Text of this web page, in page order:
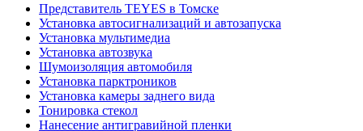
Представитель TEYES в Томске
Установка автосигнализаций и автозапуска
Установка мультимедиа
Установка автозвука
Шумоизоляция автомобиля
Установка парктроников
Установка камеры заднего вида
Тонировка стекол
Нанесение антигравийной пленки